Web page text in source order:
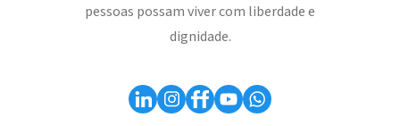
pessoas possam viver com liberdade e
dignidade.